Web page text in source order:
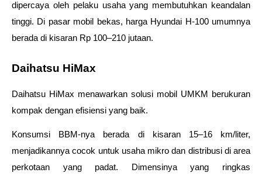
dipercaya oleh pelaku usaha yang membutuhkan keandalan
tinggi. Di pasar mobil bekas, harga Hyundai H-100 umumnya
berada di kisaran Rp 100–210 jutaan.
Daihatsu HiMax
Daihatsu HiMax menawarkan solusi mobil UMKM berukuran
kompak dengan efisiensi yang baik.
Konsumsi BBM-nya berada di kisaran 15–16 km/liter,
menjadikannya cocok untuk usaha mikro dan distribusi di area
perkotaan yang padat. Dimensinya yang ringkas